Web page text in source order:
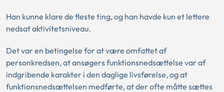
Han kunne klare de fleste ting, og han havde kun et lettere
nedsat aktivitetsniveau.
Det var en betingelse for at være omfattet af
personkredsen, at ansøgers funktionsnedsættelse var af
indgribende karakter i den daglige livsførelse, og at
funktionsnedsættelsen medførte, at der ofte måtte sættes